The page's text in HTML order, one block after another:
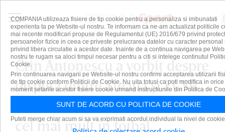
Crin Antonescu a vorbit despre
disputa dintre Steaua şi FCSB.
”E evident că Becali a investit
cel mai mult în fotbal”
COMPANIA utilizeaza fisiere de tip cookie pentru a personaliza si imbunatati
experienta ta pe Website-ul nostru. Te informam ca ne-am actualizat politicile
mai recente modificari propuse de Regulamentul (UE) 2016/679 privind
persoanelor fizice in ceea ce priveste prelucrarea datelor cu caracter personal
privind libera circulatie a acestor date. Inainte de a continua navigarea pe
nostru te rugam sa aloci timpul necesar pentru a citi si intelege continutul
Cookie.
Prin continuarea navigarii pe Website-ul nostru confirmi acceptarea utilizarii
de tip cookie conform Politicii de Cookie. Nu uita totusi ca poti modifica in orice
moment setarile acestor fisiere cookie urmand instructiunile din Politica de
SUNT DE ACORD CU POLITICA DE COOKIE
Puteti merge chiar acum si sa va exprimati acordul individual la nivel de